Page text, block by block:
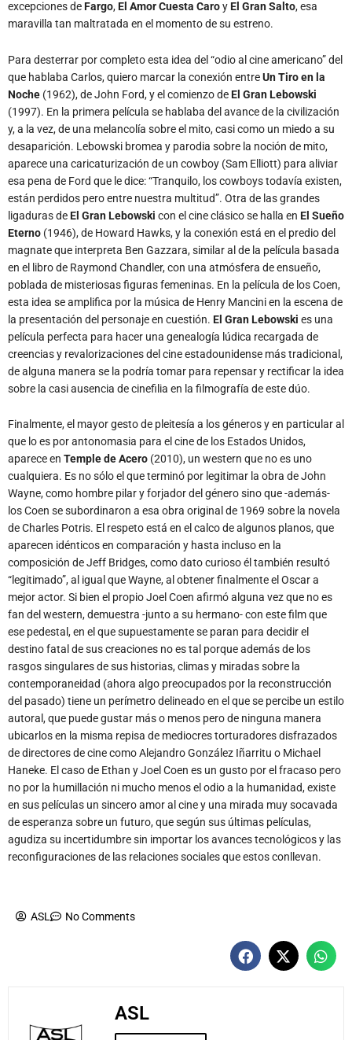
excepciones deFargo,El Amor Cuesta CaroyEl Gran Salto, esa
maravilla tan maltratada en el momento de su estreno.
Para desterrar por completo esta idea del “odio al cine americano” del
que hablaba Carlos, quiero marcar la conexión entreUn Tiro en la
Noche (1962), de John Ford, y el comienzo deEl Gran Lebowski
(1997). En la primera película se hablaba del avance de la civilización
y, a la vez, de una melancolía sobre el mito, casi como un miedo a su
desaparición. Lebowski bromea y parodia sobre la noción de mito,
aparece una caricaturización de un cowboy (Sam Elliott) para aliviar
esa pena de Ford que le dice: “Tranquilo, los cowboys todavía existen,
están perdidos pero entre nuestra multitud”. Otra de las grandes
ligaduras deEl Gran Lebowski con el cine clásico se halla en El Sueño
Eterno (1946), de Howard Hawks, y la conexión está en el predio del
magnate que interpreta Ben Gazzara, similar al de la película basada
en el libro de Raymond Chandler, con una atmósfera de ensueño,
poblada de misteriosas figuras femeninas. En la película de los Coen,
esta idea se amplifica por la música de Henry Mancini en la escena de
la presentación del personaje en cuestión. El Gran Lebowski es una
película perfecta para hacer una genealogía lúdica recargada de
creencias y revalorizaciones del cine estadounidense más tradicional,
de alguna manera se la podría tomar para repensar y rectificar la idea
sobre la casi ausencia de cinefilia en la filmografía de este dúo.
Finalmente, el mayor gesto de pleitesía a los géneros y en particular al
que lo es por antonomasia para el cine de los Estados Unidos,
aparece en Temple de Acero (2010), un western que no es uno
cualquiera. Es no sólo el que terminó por legitimar la obra de John
Wayne, como hombre pilar y forjador del género sino que -además-
los Coen se subordinaron a esa obra original de 1969 sobre la novela
de Charles Potris. El respeto está en el calco de algunos planos, que
aparecen idénticos en comparación y hasta incluso en la
composición de Jeff Bridges, como dato curioso él también resultó
“legitimado”, al igual que Wayne, al obtener finalmente el Oscar a
mejor actor. Si bien el propio Joel Coen afirmó alguna vez que no es
fan del western, demuestra -junto a su hermano- con este film que
ese pedestal, en el que supuestamente se paran para decidir el
destino fatal de sus creaciones no es tal porque además de los
rasgos singulares de sus historias, climas y miradas sobre la
contemporaneidad (ahora algo preocupados por la reconstrucción
del pasado) tiene un perímetro delineado en el que se percibe un estilo
autoral, que puede gustar más o menos pero de ninguna manera
ubicarlos en la misma repisa de mediocres torturadores disfrazados
de directores de cine como Alejandro González Iñarritu o Michael
Haneke. El caso de Ethan y Joel Coen es un gusto por el fracaso pero
no por la humillación ni mucho menos el odio a la humanidad, existe
en sus películas un sincero amor al cine y una mirada muy socavada
de esperanza sobre un futuro, que según sus últimas películas,
agudiza su incertidumbre sin importar los avances tecnológicos y las
reconfiguraciones de las relaciones sociales que estos conllevan.
ASL No Comments
ASL